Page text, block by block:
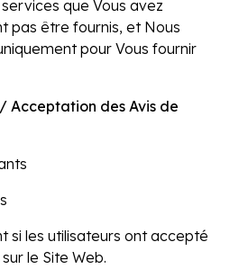
que Vous avez
pas être fournis, et Nous
pour Vous fournir
Acceptation des Avis de
si les utilisateurs ont accepté
le Site Web.